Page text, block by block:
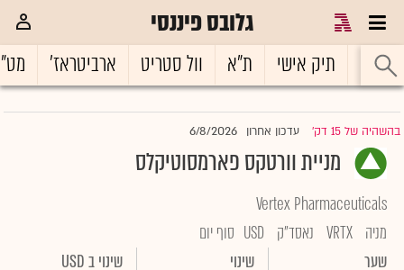
גלובס פיננסי
ראשי תיק אישי ת"א וול סטריט ארביטראז'
בהשהיה של 15 דק' |עדכון אחרון 6/8/2026
מניית וורטקס פארמסוטיקלס
Vertex Pharmaceuticals
מניה VRTX נאסד"ק USD סוף יום
שער
שינוי שינוי ב USD